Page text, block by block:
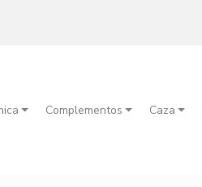
Complementos Caza